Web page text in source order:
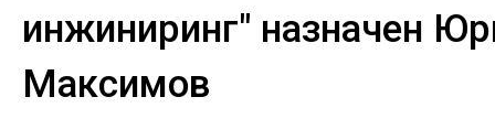
инжиниринг" назначен
Максимов